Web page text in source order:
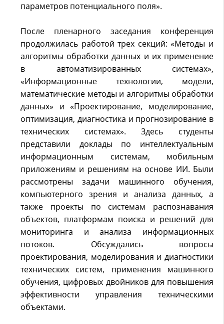
параметров потенциального поля».
После пленарного заседания конференция
продолжилась работой трех секций: «Методы и
алгоритмы обработки данных и их применение
в автоматизированных системах»,
«Информационные технологии, модели,
математические методы и алгоритмы обработки
данных» и «Проектирование, моделирование,
оптимизация, диагностика и прогнозирование в
технических системах». Здесь студенты
представили доклады по интеллектуальным
информационным системам, мобильным
приложениям и решениям на основе ИИ. Были
рассмотрены задачи машинного обучения,
компьютерного зрения и анализа данных, а
также проекты по системам распознавания
объектов, платформам поиска и решений для
мониторинга и анализа информационных
потоков. Обсуждались вопросы
проектирования, моделирования и диагностики
технических систем, применения машинного
обучения, цифровых двойников для повышения
эффективности управления техническими
объектами.